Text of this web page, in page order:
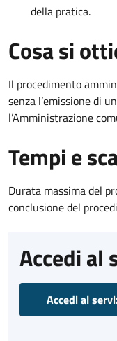
della pratica.
Cosa si
Il procedimento
senza l’emissione di
l’Amministrazione
Tempi e
Durata massima del
conclusione del
Accedi al
Accedi al